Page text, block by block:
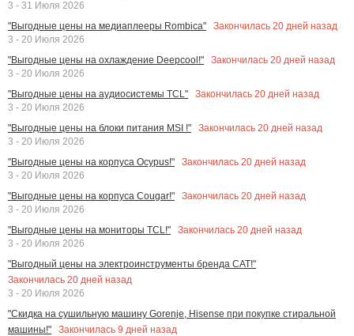
3 - 31 Июля 2026
"Выгодные цены на медиаплееры Rombica"
Закончилась 20 дней назад
3 - 20 Июля 2026
"Выгодные цены на охлаждение Deepcool!"
Закончилась 20 дней назад
3 - 20 Июля 2026
"Выгодные цены на аудиосистемы TCL"
Закончилась 20 дней назад
3 - 20 Июля 2026
"Выгодные цены на блоки питания MSI !"
Закончилась 20 дней назад
3 - 20 Июля 2026
"Выгодные цены на корпуса Ocypus!"
Закончилась 20 дней назад
3 - 20 Июля 2026
"Выгодные цены на корпуса Cougar!"
Закончилась 20 дней назад
3 - 20 Июля 2026
"Выгодные цены на мониторы TCL!"
Закончилась 20 дней назад
3 - 20 Июля 2026
"Выгодный цены на электроинструменты бренда CAT!"
Закончилась 20 дней назад
3 - 20 Июля 2026
"Скидка на сушильную машину Gorenje, Hisense при покупке стиральной
машины!"
Закончилась 9 дней назад